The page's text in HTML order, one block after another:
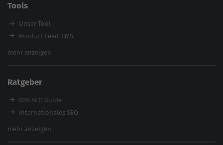
Enterprise SEO Agentur
Workshops
Tools
Unser Tool
Product-Feed-CMS
Website Analyse
Backlink-Check
Ladezeiten-Check
Brand Protection Tool
Website SEO Check
mehr anzeigen
Ratgeber
B2B SEO Guide
Internationales SEO
eCommerce SEO
mehr anzeigen